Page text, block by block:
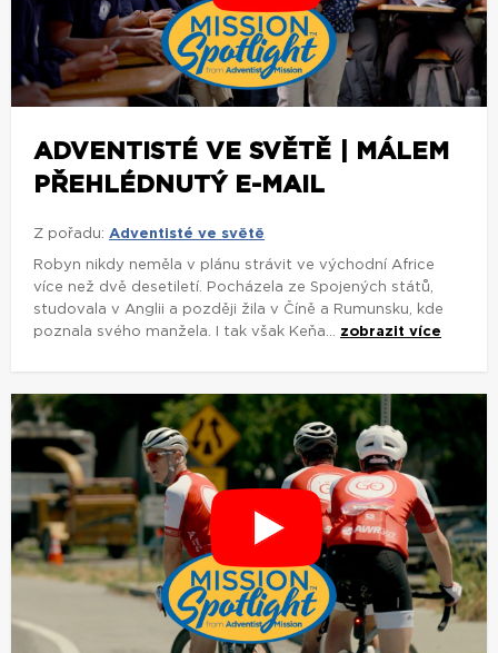
ADVENTISTÉ VE SVĚTĚ | MÁLEM
PŘEHLÉDNUTÝ E-MAIL
Z pořadu: Adventisté ve světě
Robyn nikdy neměla v plánu strávit ve východní Africe
více než dvě desetiletí. Pocházela ze Spojených států,
studovala v Anglii a později žila v Číně a Rumunsku, kde
poznala svého manžela. I tak však Keňa... zobrazit více